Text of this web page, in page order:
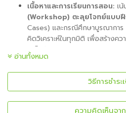
เนื้อหาและการเรียนการสอน: เน้
(Workshop) ตะลุยโจทย์แบบ
Cases) และกรณีศึกษาบูรณากา
คิดวิเคราะห์ในทุกมิติ เพื่อสร้างคว
เคล็ดลับเฉพาะเจาะจงจากวิทยาก
เงินระดับประเทศ
หลักสูตรเตรียมความ
การทบทวนแบบนี้ เหมา
อ่านทั้งหมด
วิธีการชำระ
ความคิดเห็นจา